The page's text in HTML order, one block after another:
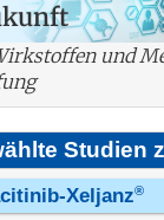
und
Studien
Xeljanz®